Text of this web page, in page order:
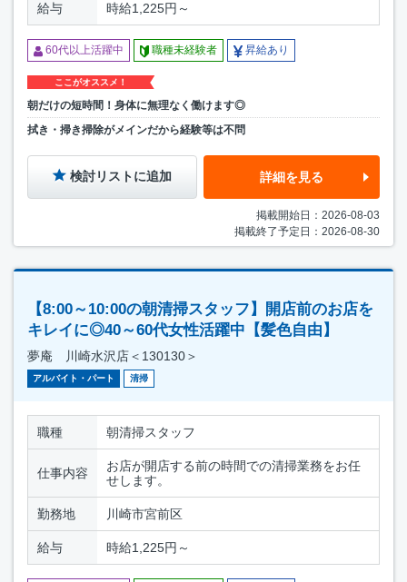
給与 時給1,225円～
60代以上活躍中 職種未経験者 昇給あり
ここがオススメ！
朝だけの短時間！身体に無理なく働けます◎
拭き・掃き掃除がメインだから経験等は不問
検討リストに追加 詳細を見る
掲載開始日：2026-08-03
掲載終了予定日：2026-08-30
【8:00～10:00の朝清掃スタッフ】開店前のお店を
キレイに◎40～60代女性活躍中【髪色自由】
夢庵 川崎水沢店＜130130＞
アルバイト・パート 清掃
職種 朝清掃スタッフ
仕事内容
お店が開店する前の時間での清掃業務をお任
せします。
勤務地 川崎市宮前区
給与 時給1,225円～